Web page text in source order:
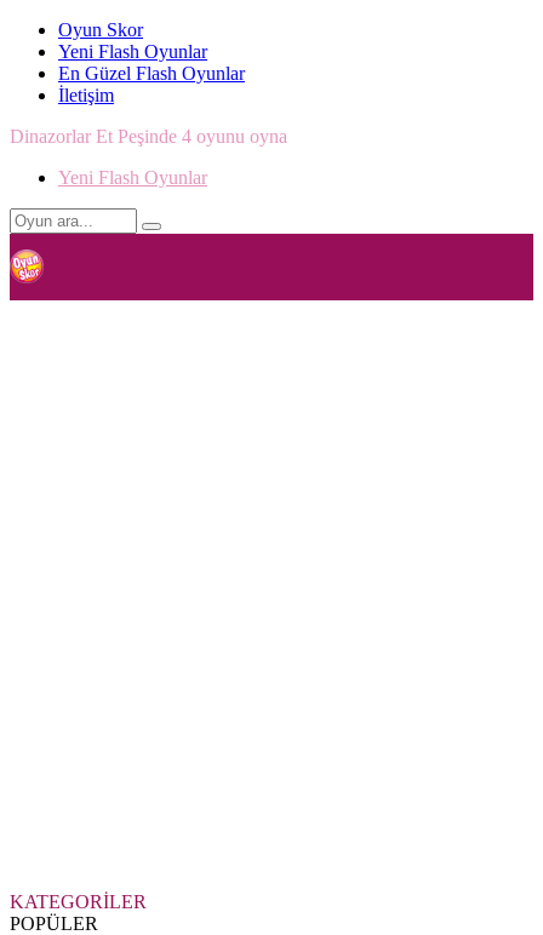
Oyun Skor
Yeni Flash Oyunlar
En Güzel Flash Oyunlar
İletişim
Dinazorlar Et Peşinde 4 oyunu oyna
Yeni Flash Oyunlar
KATEGORİLER
POPÜLER